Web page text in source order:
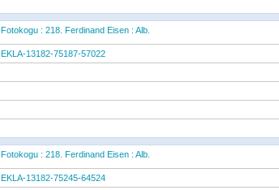
Fotokogu : 218. Ferdinand Eisen : Alb.
EKLA-13182-75187-57022
Fotokogu : 218. Ferdinand Eisen : Alb.
EKLA-13182-75245-64524